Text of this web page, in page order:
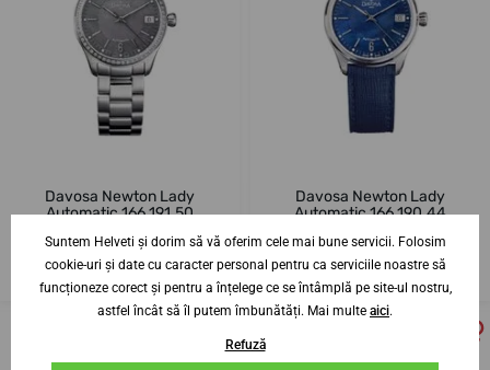
Davosa Newton Lady
Automatic 166.191.50
Până în 10 zile 26. 8. la tine acasă
11 229,70 lei
Davosa Newton Lady
Automatic 166.190.44
Până în 10 zile 26. 8. la tine acasă
5 037,89 lei
Suntem Helveti și dorim să vă oferim cele mai bune servicii. Folosim
cookie-uri și date cu caracter personal pentru ca serviciile noastre să
funcționeze corect și pentru a înțelege ce se întâmplă pe site-ul nostru,
astfel încât să îl putem îmbunătăți. Mai multe aici.
Refuză